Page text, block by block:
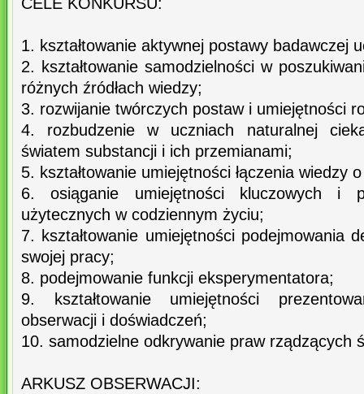
1. kształtowanie aktywnej postawy badawczej
2. kształtowanie samodzielności w
różnych źródłach wiedzy;
3. rozwijanie twórczych postaw i umiejętności
4. rozbudzenie w uczniach naturalnej
światem substancji i ich przemianami;
5. kształtowanie umiejętności łączenia wiedzy
6. osiąganie umiejętności kluczowych i
użytecznych w codziennym życiu;
7. kształtowanie umiejętności podejmowania
swojej pracy;
8. podejmowanie funkcji eksperymentatora;
9. kształtowanie umiejętności
obserwacji i doświadczeń;
10. samodzielne odkrywanie praw rządzących
ARKUSZ OBSERWACJI: